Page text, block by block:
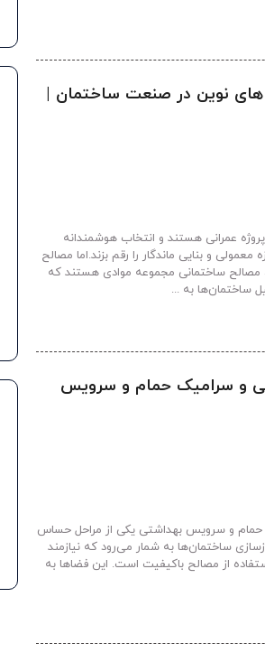
های نوین در صنعت ساختمان |
عمرانی هستند و انتخاب هوشمندانه
و بنایی ماندگار را رقم بزند.اما مصالح
ساختمانی مجموعه موادی هستند که
ساختمان‌ها به ...
و سرامیک حمام و سرویس
و سرویس بهداشتی یکی از مراحل حساس
ساختمان‌ها به شمار می‌رود که نیازمند
از مصالح باکیفیت است. این فضاها به